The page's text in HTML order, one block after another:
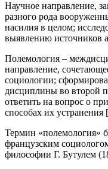
Научное направление,
разного рода
насилия в целом;
выявлению источников
Полемология –
направление,
социологии;
дисциплины во второй
ответить на вопрос о
способах их устранения
Термин «полемология»
французским
философии Г. Бутулем